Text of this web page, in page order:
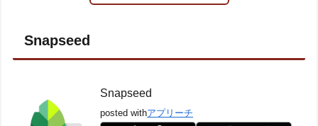
Snapseed
Snapseed
posted withアプリーチ